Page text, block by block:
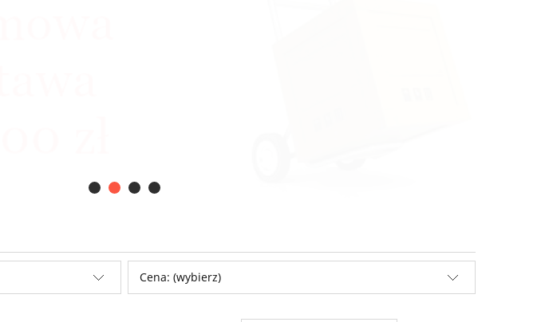
Cena: (wybierz)